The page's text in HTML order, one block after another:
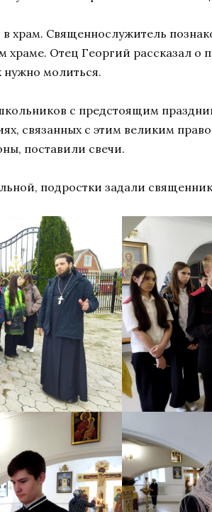
храм. Священнослужитель
храме. Отец Георгий рассказал о
нужно молиться.
с предстоящим
связанных с этим великим
поставили свечи.
подростки задали